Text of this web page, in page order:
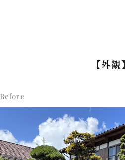
【外観】
Before